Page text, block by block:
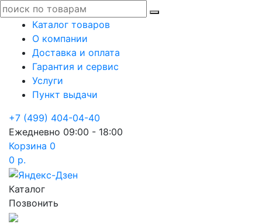
Каталог товаров
О компании
Доставка и оплата
Гарантия и сервис
Услуги
Пункт выдачи
+7 (499) 404-04-40
Ежедневно 09:00 - 18:00
Корзина 0
0 р.
Каталог
Позвонить